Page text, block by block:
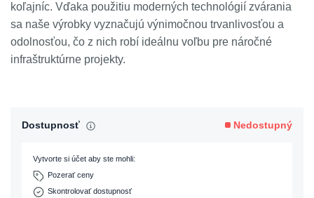
koľajníc. Vďaka použitiu moderných technológií zvárania
sa naše výrobky vyznačujú výnimočnou trvanlivosťou a
odolnosťou, čo z nich robí ideálnu voľbu pre náročné
infraštruktúrne projekty.
Dostupnosť Nedostupný
Vytvorte si účet aby ste mohli:
Pozerať ceny
Skontrolovať dostupnosť